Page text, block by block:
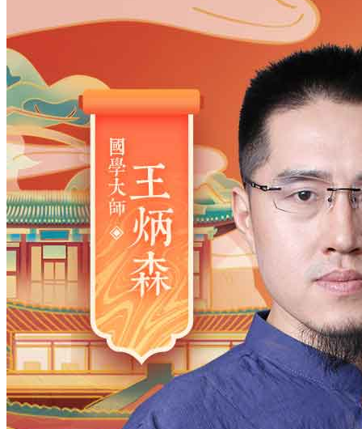
男
男 女
出生时间
2026年 日20 时23分
年
2028
2027 2026 2025 2024
2023
2022
2021 2020 2019 2018
2015
2014 2013 2012 2011
2009
2008 2007 2006 2005
2003
2002
2001 2000 1999 1998
1997
1995 1994 1993 1991
1990
1989
1988 1987 1986 1985
1984
1983
1982 1981 1980 1979 1978
1977
1976
1975 1974 1973 1972
1971
1969 1968 1967 1966 1965
1964
1963
1962 1961 1960 1959
1958
1957
1956 1955 1953 1952
1951
1950
1949 1948 1947
1944
1943 1942 1941 1940 1939
1938